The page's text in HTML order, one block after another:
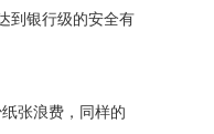
到银行级的安全有
张浪费，同样的